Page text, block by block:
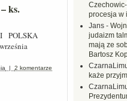
ks.
POLSKA
| 2 komentarze
procesja w
Jans -
judaizm
mają ze
Bartosz
każe